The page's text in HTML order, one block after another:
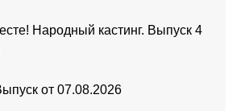
Народный кастинг. Выпуск 4
от 07.08.2026